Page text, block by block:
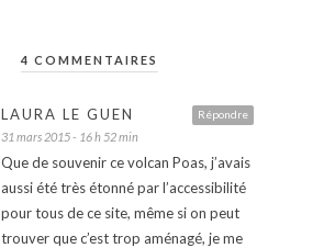
4 COMMENTAIRES
Répondre
LAURA LE GUEN
31 mars 2015 - 16 h 52 min
Que de souvenir ce volcan Poas, j’avais
aussi été très étonné par l’accessibilité
pour tous de ce site, même si on peut
trouver que c’est trop aménagé, je me